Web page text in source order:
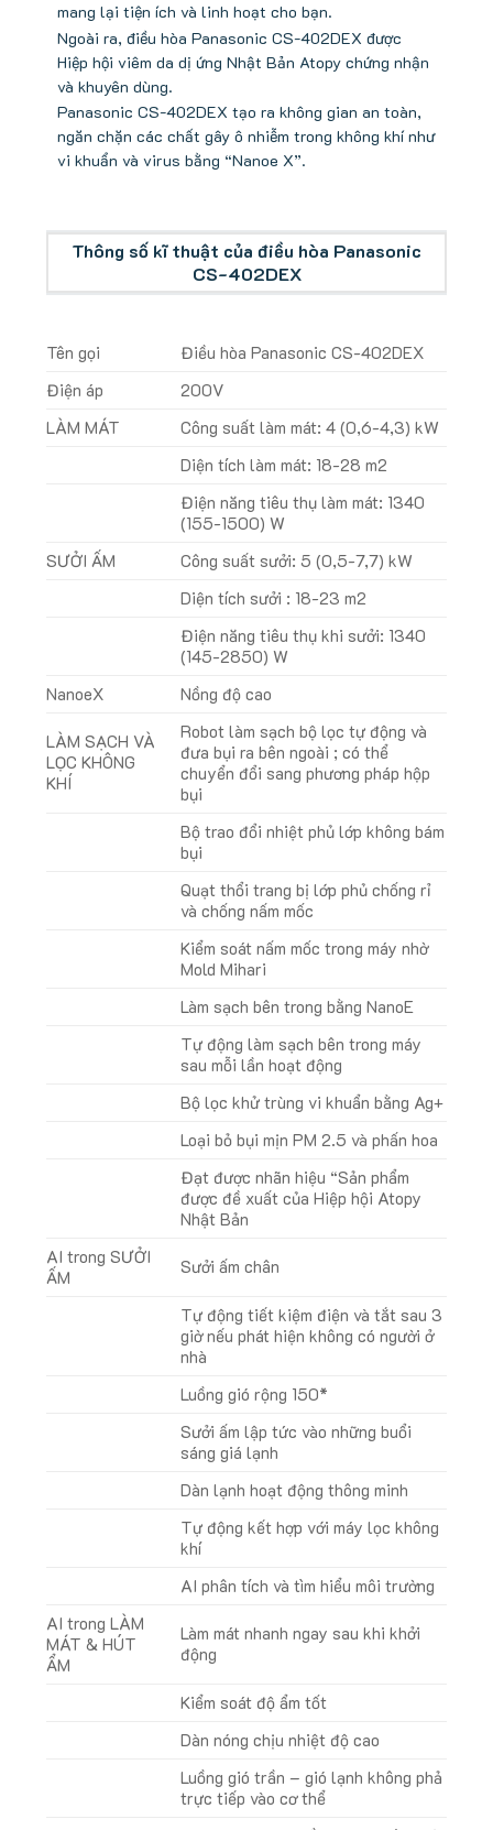
mang lại tiện ích và linh hoạt cho bạn.
Ngoài ra, điều hòa Panasonic CS-402DEX được
Hiệp hội viêm da dị ứng Nhật Bản Atopy chứng nhận
và khuyên dùng.
Panasonic CS-402DEX tạo ra không gian an toàn,
ngăn chặn các chất gây ô nhiễm trong không khí như
vi khuẩn và virus bằng “Nanoe X”.
Thông số kĩ thuật của điều hòa Panasonic
CS-402DEX
Tên gọi
Điều hòa Panasonic CS-402DEX
Điện áp
200V
LÀM MÁT
Công suất làm mát: 4 (0,6-4,3) kW
Diện tích làm mát: 18-28 m2
Điện năng tiêu thụ làm mát: 1340
(155-1500) W
SƯỞI ẤM
Công suất sưởi: 5 (0,5-7,7) kW
Diện tích sưởi : 18-23 m2
Điện năng tiêu thụ khi sưởi: 1340
(145-2850) W
NanoeX
Nồng độ cao
LÀM SẠCH VÀ
LỌC KHÔNG
KHÍ
Robot làm sạch bộ lọc tự động và
đưa bụi ra bên ngoài ; có thể
chuyển đổi sang phương pháp hộp
bụi
Bộ trao đổi nhiệt phủ lớp không bám
bụi
Quạt thổi trang bị lớp phủ chống rỉ
và chống nấm mốc
Kiểm soát nấm mốc trong máy nhờ
Mold Mihari
Làm sạch bên trong bằng NanoE
Tự động làm sạch bên trong máy
sau mỗi lần hoạt động
Bộ lọc khử trùng vi khuẩn bằng Ag+
Loại bỏ bụi mịn PM 2.5 và phấn hoa
Đạt được nhãn hiệu “Sản phẩm
được đề xuất của Hiệp hội Atopy
Nhật Bản
AI trong SƯỞI
ẤM
Sưởi ấm chân
Tự động tiết kiệm điện và tắt sau 3
giờ nếu phát hiện không có người ở
nhà
Luồng gió rộng 150*
Sưởi ấm lập tức vào những buổi
sáng giá lạnh
Dàn lạnh hoạt động thông minh
Tự động kết hợp với máy lọc không
khí
AI phân tích và tìm hiểu môi trường
AI trong LÀM
MÁT & HÚT
ẨM
Làm mát nhanh ngay sau khi khởi
động
Kiểm soát độ ẩm tốt
Dàn nóng chịu nhiệt độ cao
Luồng gió trần – gió lạnh không phả
trực tiếp vào cơ thể